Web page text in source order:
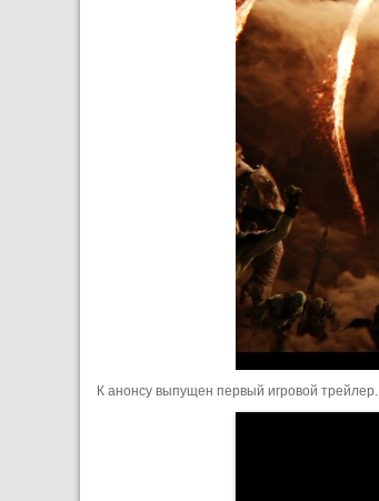
К анонсу выпущен первый игровой трейлер.